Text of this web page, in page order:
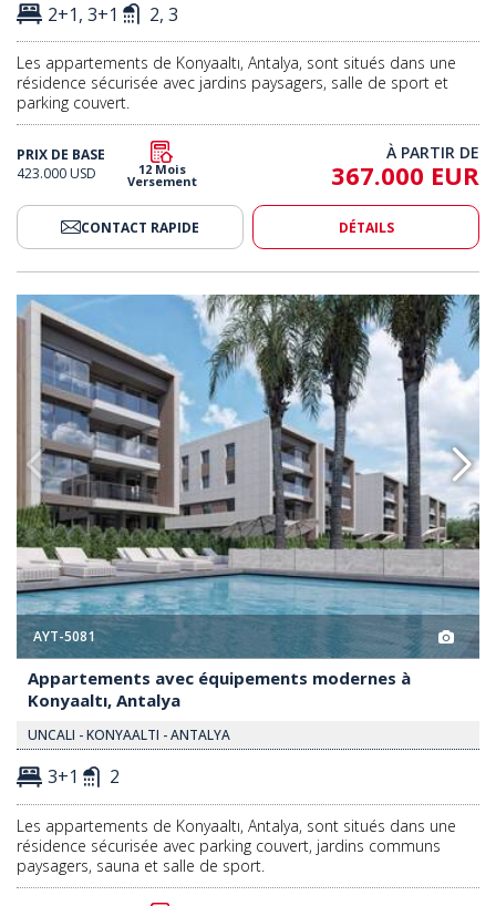
2+1, 3+1 2, 3
Les appartements de Konyaaltı, Antalya, sont situés dans une
résidence sécurisée avec jardins paysagers, salle de sport et
parking couvert.
PRIX DE BASE
423.000 USD
12 Mois
Versement
À PARTIR DE
367.000 EUR
CONTACT RAPIDE DÉTAILS
Modernes À Konyaaltı, Antalya 2 Appartements Avec
AYT-5081
Appartements avec équipements modernes à
Konyaaltı, Antalya
UNCALI - KONYAALTI - ANTALYA
3+1 2
Les appartements de Konyaaltı, Antalya, sont situés dans une
résidence sécurisée avec parking couvert, jardins communs
paysagers, sauna et salle de sport.